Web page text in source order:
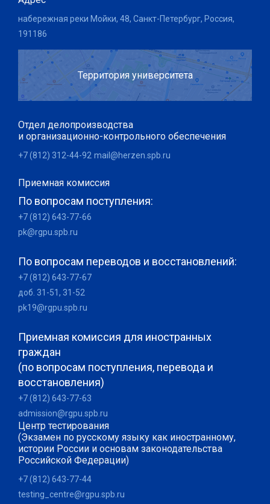
набережная реки Мойки, 48, Санкт-Петербург, Россия,
191186
Территория университета
Отдел делопроизводства
и организационно-контрольного обеспечения
+7 (812) 312-44-92 mail@herzen.spb.ru
Приемная комиссия
По вопросам поступления:
+7 (812) 643-77-66
pk@rgpu.spb.ru
По вопросам переводов и восстановлений:
+7 (812) 643-77-67
доб. 31-51, 31-52
pk19@rgpu.spb.ru
Приемная комиссия для иностранных
граждан
(по вопросам поступления, перевода и
восстановления)
+7 (812) 643-77-63
admission@rgpu.spb.ru
Центр тестирования
(Экзамен по русскому языку как иностранному,
истории России и основам законодательства
Российской Федерации)
+7 (812) 643-77-44
testing_centre@rgpu.spb.ru